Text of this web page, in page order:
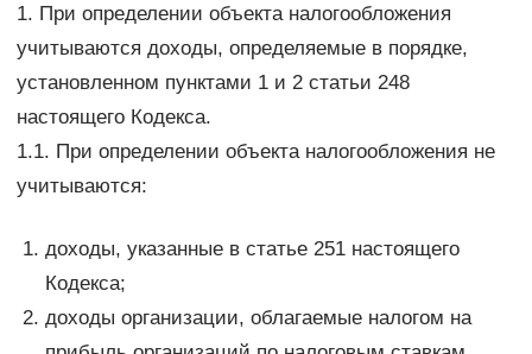
1. При определении объекта налогообложения
учитываются доходы, определяемые в порядке,
установленном пунктами 1 и 2 статьи 248
настоящего Кодекса.
1.1. При определении объекта налогообложения не
учитываются:
доходы, указанные в статье 251 настоящего
Кодекса;
доходы организации, облагаемые налогом на